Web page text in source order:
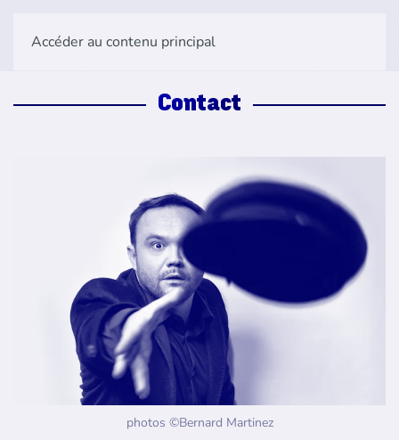
Accéder au contenu principal
Contact
photos ©Bernard Martinez